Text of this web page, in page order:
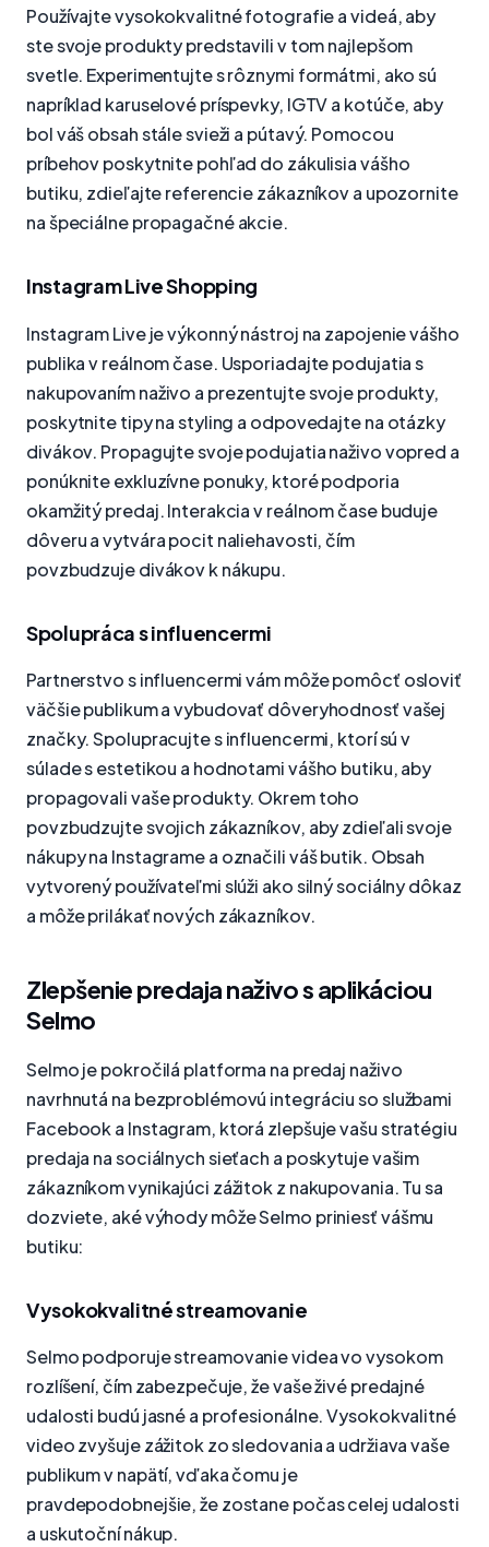
Používajte vysokokvalitné fotografie a videá, aby
ste svoje produkty predstavili v tom najlepšom
svetle. Experimentujte s rôznymi formátmi, ako sú
napríklad karuselové príspevky, IGTV a kotúče, aby
bol váš obsah stále svieži a pútavý. Pomocou
príbehov poskytnite pohľad do zákulisia vášho
butiku, zdieľajte referencie zákazníkov a upozornite
na špeciálne propagačné akcie.
Instagram Live Shopping
Instagram Live je výkonný nástroj na zapojenie vášho
publika v reálnom čase. Usporiadajte podujatia s
nakupovaním naživo a prezentujte svoje produkty,
poskytnite tipy na styling a odpovedajte na otázky
divákov. Propagujte svoje podujatia naživo vopred a
ponúknite exkluzívne ponuky, ktoré podporia
okamžitý predaj. Interakcia v reálnom čase buduje
dôveru a vytvára pocit naliehavosti, čím
povzbudzuje divákov k nákupu.
Spolupráca s influencermi
Partnerstvo s influencermi vám môže pomôcť osloviť
väčšie publikum a vybudovať dôveryhodnosť vašej
značky. Spolupracujte s influencermi, ktorí sú v
súlade s estetikou a hodnotami vášho butiku, aby
propagovali vaše produkty. Okrem toho
povzbudzujte svojich zákazníkov, aby zdieľali svoje
nákupy na Instagrame a označili váš butik. Obsah
vytvorený používateľmi slúži ako silný sociálny dôkaz
a môže prilákať nových zákazníkov.
Zlepšenie predaja naživo s aplikáciou
Selmo
Selmo je pokročilá platforma na predaj naživo
navrhnutá na bezproblémovú integráciu so službami
Facebook a Instagram, ktorá zlepšuje vašu stratégiu
predaja na sociálnych sieťach a poskytuje vašim
zákazníkom vynikajúci zážitok z nakupovania. Tu sa
dozviete, aké výhody môže Selmo priniesť vášmu
butiku:
Vysokokvalitné streamovanie
Selmo podporuje streamovanie videa vo vysokom
rozlíšení, čím zabezpečuje, že vaše živé predajné
udalosti budú jasné a profesionálne. Vysokokvalitné
video zvyšuje zážitok zo sledovania a udržiava vaše
publikum v napätí, vďaka čomu je
pravdepodobnejšie, že zostane počas celej udalosti
a uskutoční nákup.